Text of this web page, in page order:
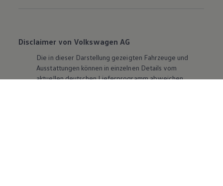
Disclaimer von Volkswagen AG
Die in dieser Darstellung gezeigten Fahrzeuge und
Ausstattungen können in einzelnen Details vom
aktuellen deutschen Lieferprogramm abweichen.